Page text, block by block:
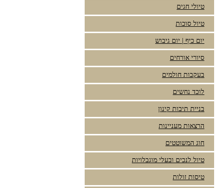
טיולי חגים
טיול סוכות
יום כיף | יום גיבוש
סיורי אורחים
בעקבות חולמים
לוכד נחשים
בניית תיבות קינון
הרצאות מעניינות
חוג המשוטטים
טיול לנכים ובעלי מוגבלויות
טיסות זולות